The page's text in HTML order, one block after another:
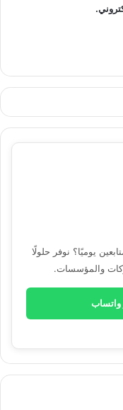
يوميًا؟ نوفر حلولًا
والمؤسسات.
واتساب